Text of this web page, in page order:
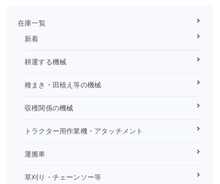
在庫一覧
新着
耕運する機械
種まき・田植え等の機械
収穫関係の機械
トラクター用作業機・アタッチメント
運搬車
草刈り・チェーンソー等